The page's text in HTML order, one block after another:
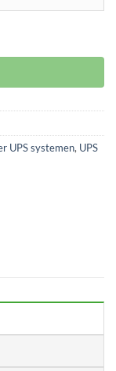
UPS systemen, UPS